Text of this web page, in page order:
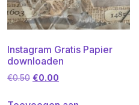
Instagram Gratis Papier
downloaden
€0.50 Oorspronkelijke
was:
€0.00
is: